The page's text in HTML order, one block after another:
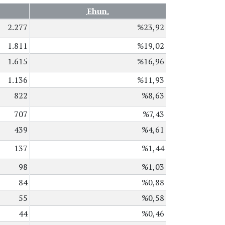
Ehun.
2.277
%23,92
1.811
%19,02
1.615
%16,96
1.136
%11,93
822
%8,63
707
%7,43
439
%4,61
137
%1,44
98
%1,03
84
%0,88
55
%0,58
44
%0,46